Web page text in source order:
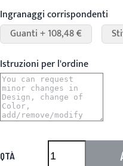
Ingranaggi corrispondenti
Guanti + 108,48 €
Istruzioni per l'ordine
QTÀ